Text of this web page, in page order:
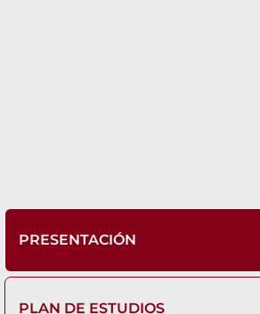
PRESENTACIÓN
PLAN DE ESTUDIOS